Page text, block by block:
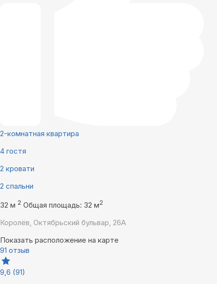
2-комнатная квартира
4 гостя
2 кровати
2 спальни
32 м 2 Общая площадь: 32 м2
Королёв, Октябрьский бульвар, 26А
Показать расположение на карте
91 отзыв
9,6 (91)